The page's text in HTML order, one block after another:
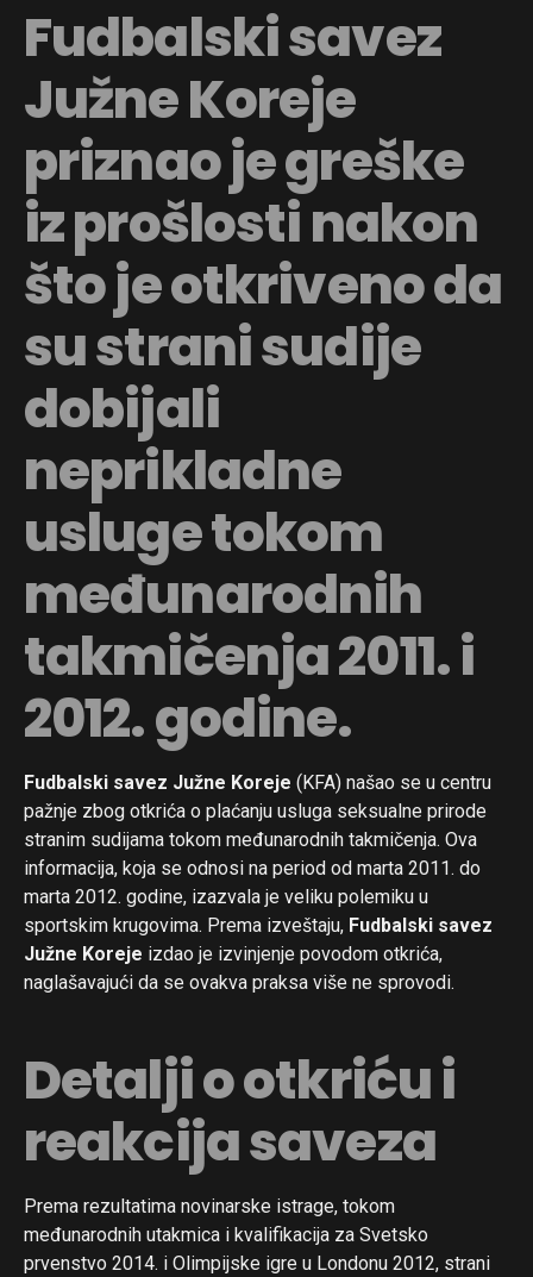
Fudbalski savez
Južne Koreje
priznao je greške
iz prošlosti nakon
što je otkriveno da
su strani sudije
dobijali
neprikladne
usluge tokom
međunarodnih
takmičenja 2011. i
2012. godine.
Fudbalski savez Južne Koreje (KFA) našao se u centru
pažnje zbog otkrića o plaćanju usluga seksualne prirode
stranim sudijama tokom međunarodnih takmičenja. Ova
informacija, koja se odnosi na period od marta 2011. do
marta 2012. godine, izazvala je veliku polemiku u
sportskim krugovima. Prema izveštaju, Fudbalski savez
Južne Koreje izdao je izvinjenje povodom otkrića,
naglašavajući da se ovakva praksa više ne sprovodi.
Detalji o otkriću i
reakcija saveza
Prema rezultatima novinarske istrage, tokom
međunarodnih utakmica i kvalifikacija za Svetsko
prvenstvo 2014. i Olimpijske igre u Londonu 2012, strani